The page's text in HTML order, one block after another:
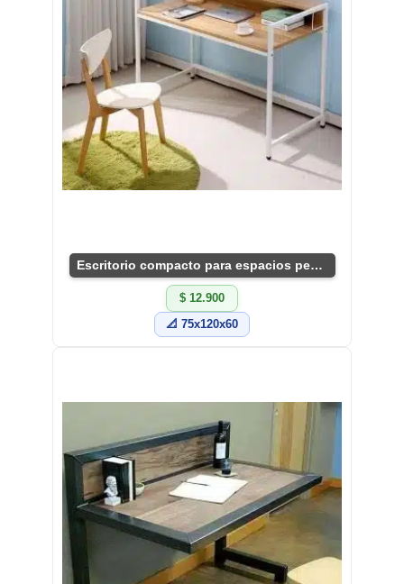
Escritorio compacto para espacios pequeños
$ 12.900
📐 75x120x60